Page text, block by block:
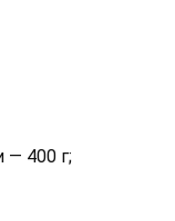
— 400 г;